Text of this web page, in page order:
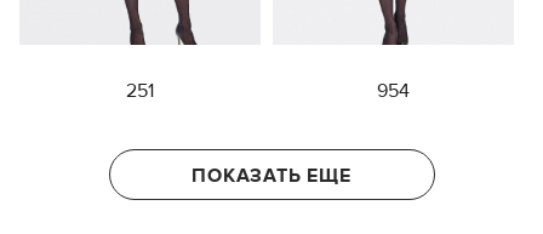
251 954
ПОКАЗАТЬ ЕЩЕ